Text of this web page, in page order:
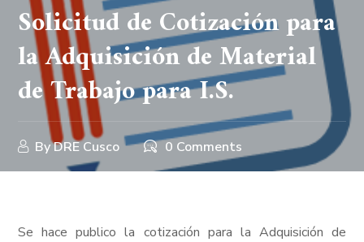
Solicitud de Cotización para
la Adquisición de Material
de Trabajo para I.S.
ByDRE Cusco 0 Comments
Se hace publico la cotización para la Adquisición de